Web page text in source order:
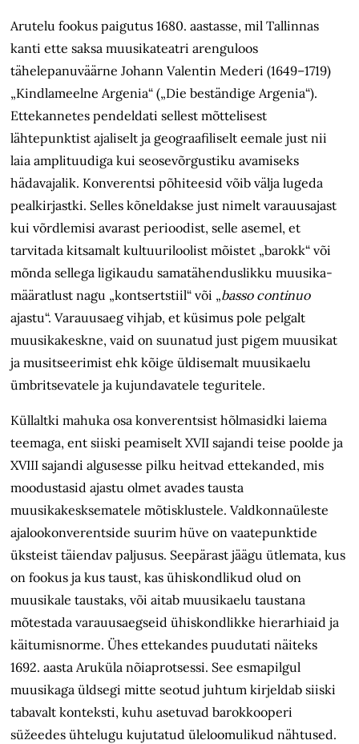
Arutelu fookus paigutus 1680. aastasse, mil Tallinnas
kanti ette saksa muusikateatri arenguloos
tähelepanuväärne Johann Valentin Mederi (1649–1719)
„Kindlameelne Argenia“ („Die beständige Argenia“).
Ettekannetes pendeldati sellest mõttelisest
lähtepunktist ajaliselt ja geograafiliselt eemale just nii
laia amplituudiga kui seosevõrgustiku avamiseks
hädavajalik. Konverentsi põhiteesid võib välja lugeda
pealkirjastki. Selles kõneldakse just nimelt varauusajast
kui võrdlemisi avarast perioodist, selle asemel, et
tarvitada kitsamalt kultuuri­loolist mõistet „barokk“ või
mõnda sellega ligikaudu samatähenduslikku muusika­
määratlust nagu „kontsertstiil“ või „basso continuo
ajastu“. Varauusaeg vihjab, et küsimus pole pelgalt
muusika­keskne, vaid on suunatud just pigem muusikat
ja musitseerimist ehk kõige üldisemalt muusika­elu
ümbritsevatele ja kujundavatele teguritele.
Küllaltki mahuka osa konverentsist hõlmasidki laiema
teemaga, ent siiski peamiselt XVII sajandi teise poolde ja
XVIII sajandi algusesse pilku heitvad ettekanded, mis
moodustasid ajastu olmet avades tausta
muusikakesksematele mõtisklustele. Valdkonnaüleste
ajalookonverentside suurim hüve on vaatepunktide
üksteist täiendav paljusus. Seepärast jäägu ütlemata, kus
on fookus ja kus taust, kas ühiskondlikud olud on
muusikale taustaks, või aitab muusikaelu taustana
mõtestada varauusaegseid ühiskondlikke hierarhiaid ja
käitumisnorme. Ühes ettekandes puudutati näiteks
1692. aasta Aruküla nõiaprotsessi. See esmapilgul
muusikaga üldsegi mitte seotud juhtum kirjeldab siiski
tabavalt konteksti, kuhu asetuvad barokkooperi
süžeedes ühtelugu kujutatud üleloomulikud nähtused.